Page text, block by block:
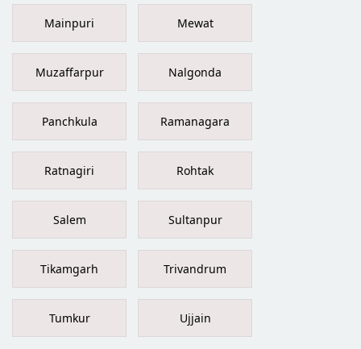
Mainpuri Mewat
Muzaffarpur Nalgonda
Panchkula Ramanagara
Ratnagiri Rohtak
Salem Sultanpur
Tikamgarh Trivandrum
Tumkur Ujjain